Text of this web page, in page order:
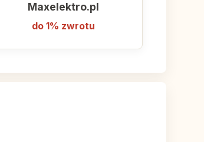
Maxelektro.pl
do 1% zwrotu